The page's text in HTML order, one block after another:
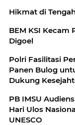
Hikmat di
BEM KSI Kecam
Digoel
Polri Fasilitasi
Panen Bulog
Dukung
PB IMSU
Hari Ulos
UNESCO